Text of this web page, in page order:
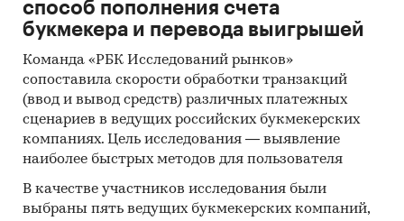
CO., LTD, SUZHOU SUNNYWEAR NEW MATERIAL
CO., LTD, YIWU HONGRUN IMPORT AND EXPORT
ULUSLARARASI TASIMACILIK INS SAN VE TIC
LTD
В разделе `Экспорт` рассмотрены российские
экспортеры:
ПАО `РУСАЛ БРАТСК`, АО `РУСАЛ
КРАСНОЯРСКИЙ АЛЮМИНИЕВЫЙ ЗАВОД`, АО
`РУСАЛ САЯНОГОРСКИЙ АЛЮМИНИЕВЫЙ
способ пополнения счета
букмекера и перевода выигрышей
Команда «РБК Исследований рынков»
сопоставила скорости обработки транзакций
(ввод и вывод средств) различных платежных
сценариев в ведущих российских букмекерских
компаниях. Цель исследования — выявление
наиболее быстрых методов для пользователя
В качестве участников исследования были
выбраны пять ведущих букмекерских компаний,